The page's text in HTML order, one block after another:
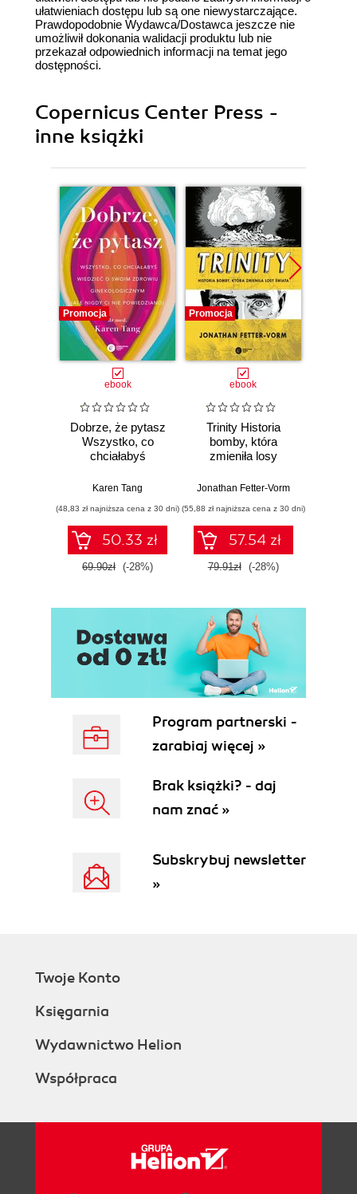
ułatwieniach dostępu lub są one niewystarczające.
Prawdopodobnie Wydawca/Dostawca jeszcze nie
umożliwił dokonania walidacji produktu lub nie
przekazał odpowiednich informacji na temat jego
dostępności.
Copernicus Center Press -
inne książki
Promocja
ebook
Dobrze, że pytasz
Wszystko, co
chciałabyś
zdrowiu
(ale nigdy Ci nie
powiedziano)
Karen Tang
(48,83 zł najniższa cena z 30 dni)
50.33 zł
69.90zł (-28%)
Promocja
ebook
Trinity Historia
bomby, która
zmieniła losy
Jonathan Fetter-Vorm
(55,88 zł najniższa cena z 30 dni)
57.54 zł
79.91zł (-28%)
Program partnerski -
zarabiaj więcej »
Brak książki? - daj
nam znać »
Subskrybuj newsletter
»
Twoje Konto
Księgarnia
Wydawnictwo Helion
Współpraca